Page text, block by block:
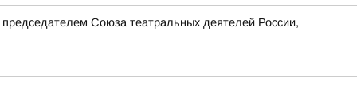
Союза театральных деятелей России,